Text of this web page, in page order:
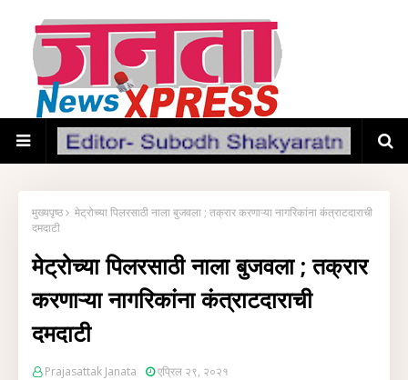
मुख्यपृष्ठ
मेट्रोच्या पिलरसाठी नाला बुजवला ; तक्रार करणाऱ्या नागरिकांना कंत्राटदाराची
दमदाटी
मेट्रोच्या पिलरसाठी नाला बुजवला ; तक्रार
करणाऱ्या नागरिकांना कंत्राटदाराची
दमदाटी
Prajasattak Janata एप्रिल २९, २०२१